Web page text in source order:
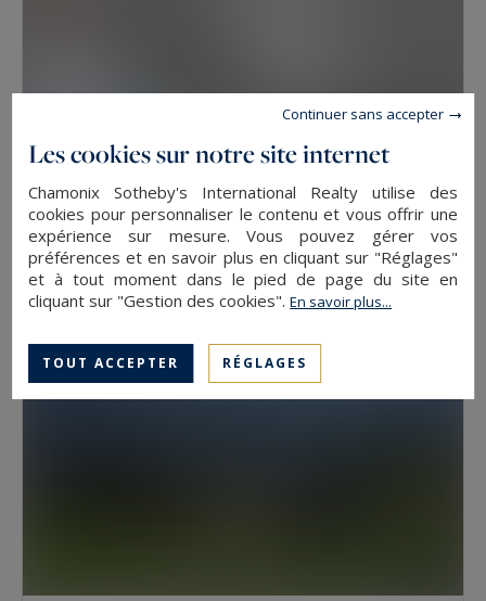
Chamonix-Mont-Blanc
APPARTEMENT LUCCIA 54 3 PIÈCES
Les cookies sur notre site internet
Chamonix Sotheby's International Realty utilise des
cookies pour personnaliser le contenu et vous offrir une
expérience sur mesure. Vous pouvez gérer vos
préférences et en savoir plus en cliquant sur "Réglages"
et à tout moment dans le pied de page du site en
cliquant sur "Gestion des cookies".En savoir plus...
TOUT ACCEPTER RÉGLAGES
Continuer sans accepter